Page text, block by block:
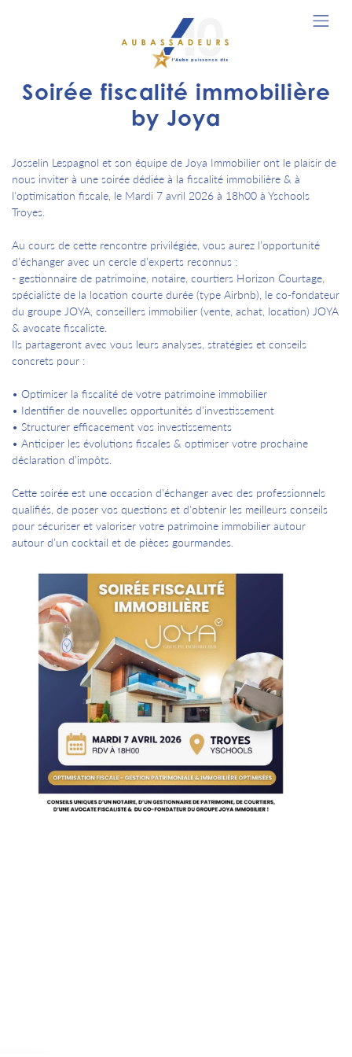
Soirée fiscalité immobilière
by Joya
Josselin Lespagnol et son équipe de Joya Immobilier ont le plaisir de
nous inviter à une soirée dédiée à la fiscalité immobilière & à
l'optimisation fiscale, le Mardi 7 avril 2026 à 18h00 à Yschools
Troyes.
Au cours de cette rencontre privilégiée, vous aurez l’opportunité
d’échanger avec un cercle d’experts reconnus :
- gestionnaire de patrimoine, notaire, courtiers Horizon Courtage,
spécialiste de la location courte durée (type Airbnb), le co-fondateur
du groupe JOYA, conseillers immobilier (vente, achat, location) JOYA
& avocate fiscaliste.
Ils partageront avec vous leurs analyses, stratégies et conseils
concrets pour :
• Optimiser la fiscalité de votre patrimoine immobilier
• Identifier de nouvelles opportunités d’investissement
• Structurer efficacement vos investissements
• Anticiper les évolutions fiscales & optimiser votre prochaine
déclaration d’impôts.
Cette soirée est une occasion d’échanger avec des professionnels
qualifiés, de poser vos questions et d'obtenir les meilleurs conseils
pour sécuriser et valoriser votre patrimoine immobilier autour
autour d’un cocktail et de pièces gourmandes.